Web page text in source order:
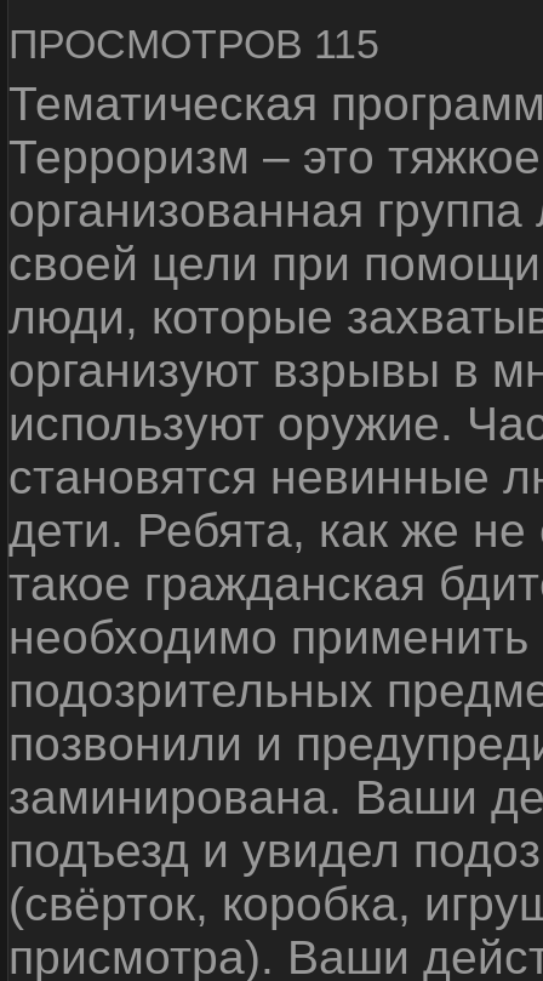
ПРОСМОТРОВ 115
Тематическая
Терроризм – это
организованная
своей цели при
люди, которые
организуют взрывы в
используют оружие.
становятся невинные
дети. Ребята, как же не
такое гражданская
необходимо
подозрительных
позвонили и
заминирована. Ваши
подъезд и увидел
(свёрток, коробка,
присмотра). Ваши